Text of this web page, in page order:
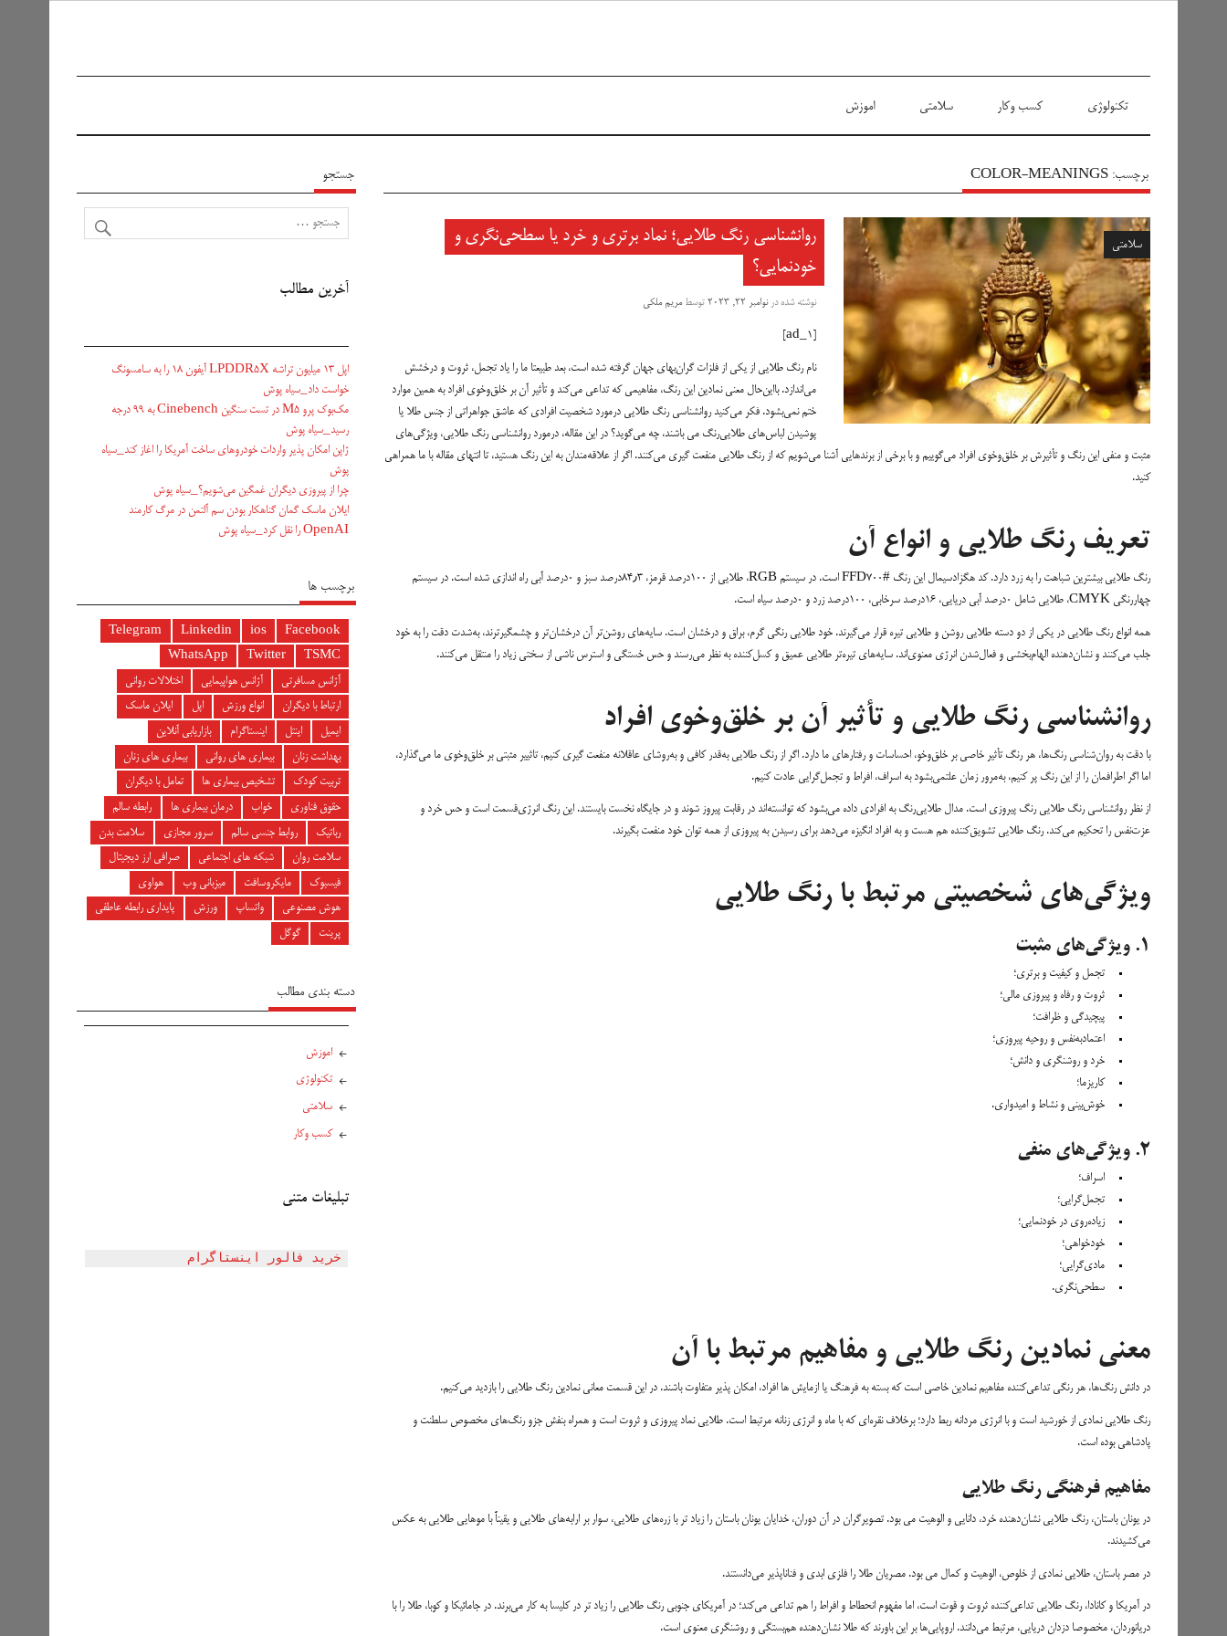
سیاه پوش
تکنولوژی کسب وکار سلامتی اموزش
برچسب: COLOR-MEANINGS
سلامتی
روانشناسی رنگ طلایی؛ نماد برتری و خرد یا سطحی‌نگری و
خودنمایی؟
نوشته شده درنوامبر 22, 2023 توسطمریم ملکی
نام رنگ طلایی از یکی از فلزات گران‌بهای جهان گرفته شده است، بعد طبیعتا ما را یاد تجمل، ثروت و درخشش
می‌اندازد. بااین‌حال معنی نمادین این رنگ، مفاهیمی که تداعی می‌کند و تأثیر آن بر خلق‌وخوی افراد به همین موارد
ختم نمی‌بشود. فکر می‌کنید روانشناسی رنگ طلایی درمورد شخصیت افرادی که عاشق جواهراتی از جنس طلا یا
پوشیدن لباس‌های طلایی‌رنگ می باشند، چه می‌گوید؟ در این مقاله، درمورد روانشناسی رنگ طلایی، ویژگی‌های
مثبت و منفی این رنگ و تأثیرش بر خلق‌وخوی افراد می‌گوییم و با برخی از برندهایی آشنا می‌شویم که از رنگ طلایی منفعت گیری می‌کنند. اگر از علاقه‌مندان به این رنگ هستید، تا انتهای مقاله با ما همراهی
کنید.
تعریف رنگ طلایی و انواع آن
رنگ طلایی بیشترین شباهت را به زرد دارد. کد هگزادسیمال این رنگ #FFD700 است. در سیستم RGB، طلایی از ۱۰۰درصد قرمز، ۸۴٫۳درصد سبز و ۰درصد آبی راه اندازی شده است. در سیستم
چهاررنگی CMYK، طلایی شامل ۰درصد آبی دریایی، ۱۶درصد سرخابی، ۱۰۰درصد زرد و ۰درصد سیاه است.
همه انواع رنگ طلایی در یکی از دو دسته طلایی روشن و طلایی تیره قرار می‌گیرند. خود طلایی رنگی گرم، براق و درخشان است. سایه‌های روشن‌تر آن درخشان‌تر و چشمگیرترند، به‌شدت دقت را به خود
جلب می‌کنند و نشان‌دهنده الهام‌بخشی و فعال‌شدن انرژی معنوی‌اند. سایه‌های تیره‌تر طلایی عمیق و کسل‌کننده به نظر می‌رسند و حس خستگی و استرس ناشی از سختی زیاد را منتقل می‌کنند.
روانشناسی رنگ طلایی و تأثیر آن بر خلق‌وخوی افراد
با دقت‌ به روان‌شناسی رنگ‌ها، هر رنگ تأثیر خاصی بر خلق‌وخو، احساسات و رفتارهای ما دارد. اگر از رنگ طلایی به‌قدر کافی و به‌روشای عاقلانه منفعت گیری کنیم، تاثییر مثبتی بر خلق‌وخوی ما می‌گذارد،
اما اگر اطرافمان را از این رنگ پر کنیم، به‌مرور زمان علتمی‌بشود به اسراف، افراط و تجمل‌گرایی عادت کنیم.
از نظر روانشناسی رنگ طلایی رنگ پیروزی است. مدال طلایی‌رنگ به افرادی داده می‌بشود که توانسته‌اند در رقابت پیروز شوند و در جایگاه نخست بایستند. این رنگ انرژی‌قسمت است و حس خرد و
عزت‌نفس را تحکیم می‌کند. رنگ طلایی تشویق‌کننده هم هست و به افراد انگیزه می‌دهد برای رسیدن به پیروزی از همه توان خود منفعت بگیرند.
ویژگی‌های شخصیتی مرتبط با رنگ طلایی
۱. ویژگی‌های مثبت
تجمل و کیفیت و برتری؛
ثروت و رفاه و پیروزی مالی؛
پیچیدگی و ظرافت؛
اعتمادبه‌نفس و روحیه پیروزی؛
خرد و روشنگری و دانش؛
کاریزما؛
خوش‌بینی و نشاط و امیدواری.
۲. ویژگی‌های منفی
اسراف؛
تجمل‌گرایی؛
زیاده‌روی در خودنمایی؛
خودخواهی؛
مادی‌گرایی؛
سطحی‌نگری.
معنی نمادین رنگ طلایی و مفاهیم مرتبط با آن
در دانش رنگ‌ها، هر رنگی تداعی‌کننده مفاهیم نمادین خاصی است که بسته به فرهنگ یا ازمایش ها افراد، امکان پذیر متفاوت باشند. در این قسمت معانی نمادین رنگ طلایی را بازدید می‌کنیم.
رنگ طلایی نمادی از خورشید است و با انرژی مردانه ربط دارد؛ برخلاف نقره‌ای که با ماه و انرژی زنانه مرتبط است. طلایی نماد پیروزی و ثروت است و همراه بنفش جزو رنگ‌های مخصوص سلطنت و
پادشاهی بوده است.
مفاهیم فرهنگی رنگ طلایی
در یونان باستان، رنگ طلایی نشان‌دهنده خرد، دانایی و الوهیت می بود. تصویرگران در آن دوران، خدایان یونان باستان را زیاد تر با زره‌های طلایی، سوار بر ارابه‌های طلایی و یقیناً با موهایی طلایی به عکس
می‌کشیدند.
در مصر باستان، طلایی نمادی از خلوص، الوهیت و کمال می بود. مصریان طلا را فلزی ابدی و فناناپذیر می‌دانستند.
در آمریکا و کانادا، رنگ طلایی تداعی‌کننده ثروت و قوت است، اما مفهوم انحطاط و افراط را هم تداعی می‌کند؛ در آمریکای جنوبی رنگ طلایی را زیاد تر در کلیسا به کار می‌برند. در جامائیکا و کوبا، طلا را با
دریانوردان، مخصوصا دزدان دریایی، مرتبط می‌دانند. اروپایی‌ها بر این باورند که طلا نشان‌دهنده هم‌بستگی و روشنگری معنوی است.
جستجو
آخرین مطالب
اپل ۱۳ میلیون تراشه LPDDR5X آیفون ۱۸ را به سامسونگ
خواست داد_سیاه پوش
مک‌بوک پرو M5 در تست سنگین Cinebench به ۹۹ درجه
رسید_سیاه پوش
ژاپن امکان پذیر واردات خودروهای ساخت آمریکا را اغاز کند_سیاه
پوش
چرا از پیروزی دیگران غمگین می‌شویم؟_سیاه پوش
ایلان ماسک گمان گناهکار بودن سم آلتمن در مرگ کارمند
OpenAI را نقل کرد_سیاه پوش
برچسب ها
Facebook
ios
Linkedin
Telegram
TSMC
Twitter
WhatsApp
آژانس مسافرتی
آژانس هواپیمایی
اختلالات روانی
ارتباط با دیگران
انواع ورزش اپل
ایلان ماسک
ایمیل
اینتل اینستاگرام
بازاریابی آنلاین
بهداشت زنان
بیماری های روانی
بیماری های زنان
تربیت کودک
تشخیص بیماری ها
تعامل با دیگران
حقوق فناوری
خواب درمان بیماری ها
رابطه سالم
رباتیک
روابط جنسی سالم سرور مجازی
سلامت بدن
سلامت روان
شبکه های اجتماعی
صرافی ارز دیجیتال
فیسبوک
مایکروسافت میزبانی وب
هواوی
هوش مصنوعی
واتساپ ورزش
پایداری رابطه عاطفی
پرینت
گوگل
دسته بندی مطالب
اموزش
تکنولوژی
سلامتی
کسب وکار
تبلیغات متنی
خرید فالور اینستاگرام